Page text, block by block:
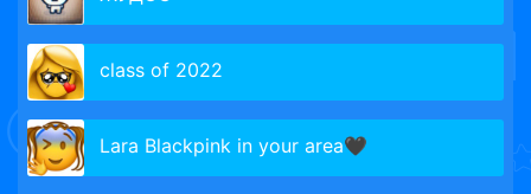
class of 2022
Lara Blackpink in your area🖤